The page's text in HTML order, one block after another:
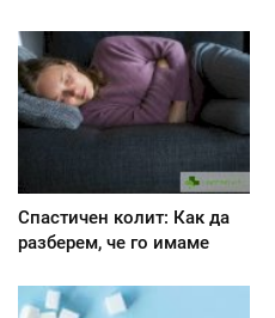
Спастичен колит: Как да
разберем, че го имаме